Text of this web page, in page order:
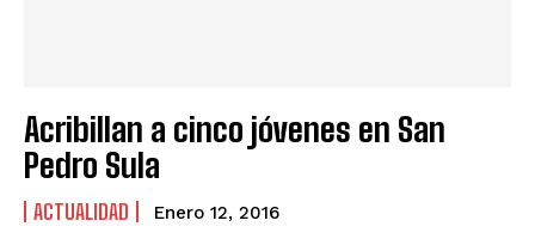
Acribillan a cinco jóvenes en San
Pedro Sula
ACTUALIDAD Enero 12, 2016